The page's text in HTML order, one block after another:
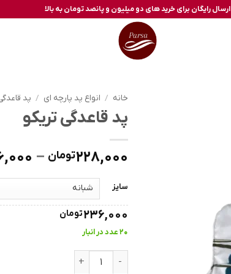
ارسال رایگان برای خرید های دو میلیون و پانصد تومان به بالا
خانه / انواع پد پارچه ای / پد
پد قاعدگی تریکو
228,000تومان –
سایز
236,000تومان
20 عدد در انبار
پد قاعدگی تریکو عدد